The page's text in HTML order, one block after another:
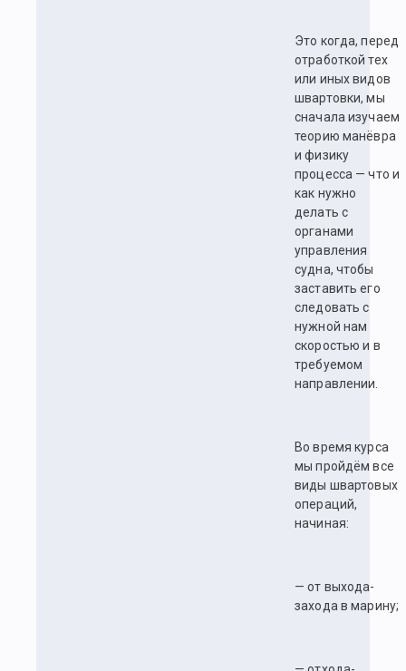
Это когда, перед
отработкой тех
или иных видов
швартовки, мы
сначала изучаем
теорию манёвра
и физику
процесса — что и
как нужно
делать с
органами
управления
судна, чтобы
заставить его
следовать с
нужной нам
скоростью и в
требуемом
направлении.
Во время курса
мы пройдём все
виды швартовых
операций,
начиная:
— от выхода-
захода в марину;